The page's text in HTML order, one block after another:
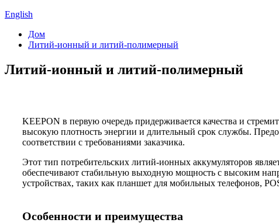
English
Дом
Литий-ионный и литий-полимерный
Литий-ионный и литий-полимерный
KEEPON ​​в первую очередь придерживается качества и
высокую плотность энергии и длительный срок службы.
соответствии с требованиями заказчика.
Этот тип потребительских литий-ионных аккумуляторов
обеспечивают стабильную выходную мощность с высоким
устройствах, таких как планшет для мобильных телефонов,
Особенности и преимущества